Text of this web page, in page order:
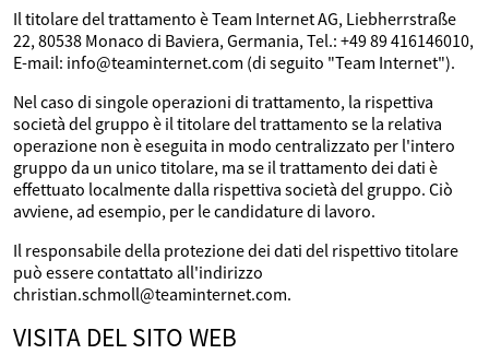
Il titolare del trattamento è Team Internet AG, Liebherrstraße
22, 80538 Monaco di Baviera, Germania, Tel.: +49 89 416146010,
E-mail: info@teaminternet.com (di seguito "Team Internet").
Nel caso di singole operazioni di trattamento, la rispettiva
società del gruppo è il titolare del trattamento se la relativa
operazione non è eseguita in modo centralizzato per l'intero
gruppo da un unico titolare, ma se il trattamento dei dati è
effettuato localmente dalla rispettiva società del gruppo. Ciò
avviene, ad esempio, per le candidature di lavoro.
Il responsabile della protezione dei dati del rispettivo titolare
può essere contattato all'indirizzo
christian.schmoll@teaminternet.com.
VISITA DEL SITO WEB